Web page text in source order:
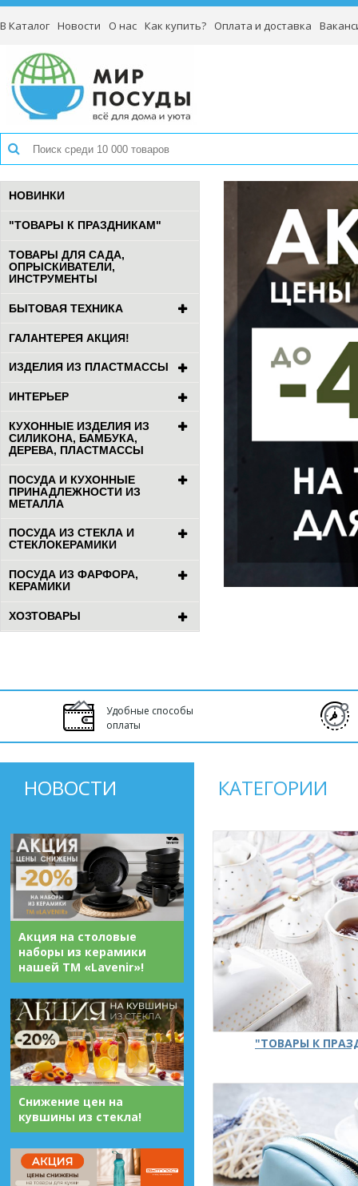
В Каталог Новости О нас Как купить? Оплата и доставка
НОВИНКИ
"ТОВАРЫ К ПРАЗДНИКАМ"
ТОВАРЫ ДЛЯ САДА,
ОПРЫСКИВАТЕЛИ,
ИНСТРУМЕНТЫ
БЫТОВАЯ ТЕХНИКА
ГАЛАНТЕРЕЯ АКЦИЯ!
ИЗДЕЛИЯ ИЗ ПЛАСТМАССЫ
ИНТЕРЬЕР
КУХОННЫЕ ИЗДЕЛИЯ ИЗ
СИЛИКОНА, БАМБУКА,
ДЕРЕВА, ПЛАСТМАССЫ
ПОСУДА И КУХОННЫЕ
ПРИНАДЛЕЖНОСТИ ИЗ
МЕТАЛЛА
ПОСУДА ИЗ СТЕКЛА И
СТЕКЛОКЕРАМИКИ
ПОСУДА ИЗ ФАРФОРА,
КЕРАМИКИ
ХОЗТОВАРЫ
Удобные способы
оплаты
НОВОСТИ
Акция на столовые
наборы из керамики
нашей ТМ «Lavenir»!
Снижение цен на
кувшины из стекла!
КАТЕГОРИИ
"ТОВАРЫ К